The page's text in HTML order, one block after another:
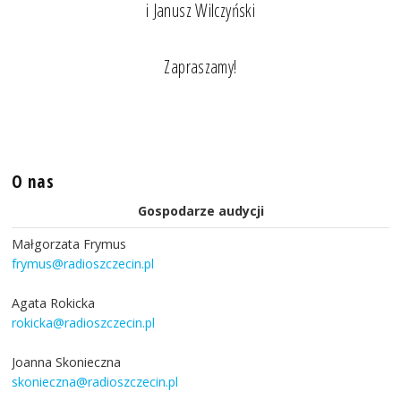
i Janusz Wilczyński
Zapraszamy!
O nas
Gospodarze audycji
Małgorzata Frymus
frymus@radioszczecin.pl
Agata Rokicka
rokicka@radioszczecin.pl
Joanna Skonieczna
skonieczna@radioszczecin.pl